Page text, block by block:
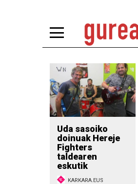
Uda sasoiko
doinuak Hereje
Fighters
taldearen
eskutik
KARKARA.EUS